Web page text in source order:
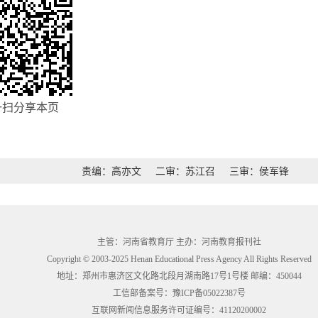
分享本页
责编：高亦文 二审：苏江召 三审：侯军锋
主管：河南省教育厅 主办：河南教育报刊社
Copyright © 2003-2025 Henan Educational Press Agency All Rights Reserved
地址：郑州市惠济区文化路北段月湖南路17号1号楼 邮编：450044
工信部备案号： 豫ICP备05022387号
互联网新闻信息服务许可证编号：41120200002